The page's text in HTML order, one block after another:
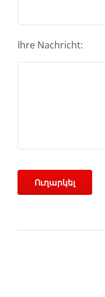
Ihre Nachricht: